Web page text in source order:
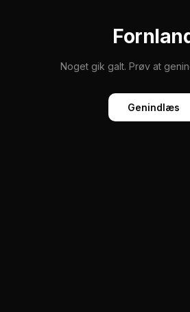
Noget gik galt. Prøv at
Genindlæs